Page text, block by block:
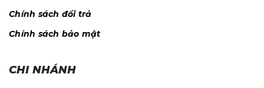
Chính sách đổi trả
Chính sách bảo mật
CHI NHÁNH